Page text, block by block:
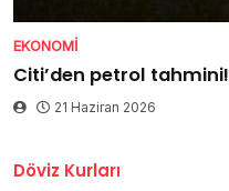
EKONOMI
Citi’den petrol tahmini!
21 Haziran 2026
Döviz Kurları